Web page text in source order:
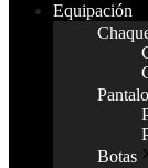
Equipación
Botas